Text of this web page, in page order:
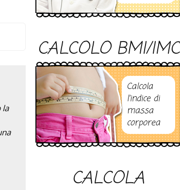
la
CALCOLO BMI/IMC
Calcola
l’indice di
massa
corporea
CALCOLA